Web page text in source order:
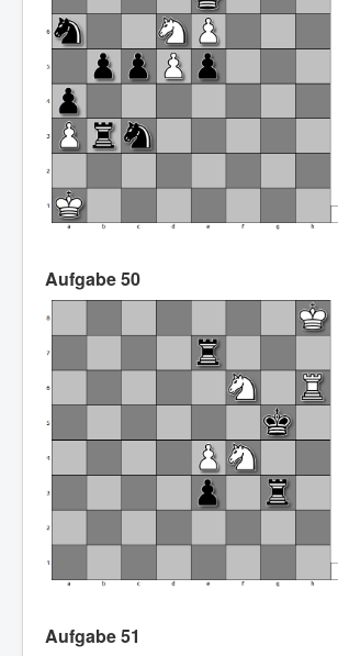
Aufgabe 50
Aufgabe 51